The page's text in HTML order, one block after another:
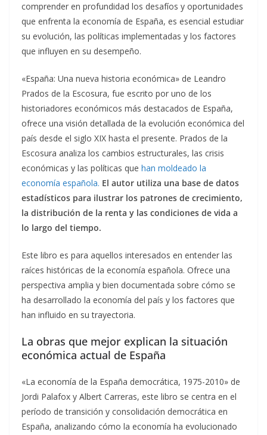
comprender en profundidad los desafíos y oportunidades
que enfrenta la economía de España, es esencial estudiar
su evolución, las políticas implementadas y los factores
que influyen en su desempeño.
«España: Una nueva historia económica» de Leandro
Prados de la Escosura, fue escrito por uno de los
historiadores económicos más destacados de España,
ofrece una visión detallada de la evolución económica del
país desde el siglo XIX hasta el presente. Prados de la
Escosura analiza los cambios estructurales, las crisis
económicas y las políticas que han moldeado la
economía española. El autor utiliza una base de datos
estadísticos para ilustrar los patrones de crecimiento,
la distribución de la renta y las condiciones de vida a
lo largo del tiempo.
Este libro es para aquellos interesados en entender las
raíces históricas de la economía española. Ofrece una
perspectiva amplia y bien documentada sobre cómo se
ha desarrollado la economía del país y los factores que
han influido en su trayectoria.
La obras que mejor explican la situación
económica actual de España
«La economía de la España democrática, 1975-2010» de
Jordi Palafox y Albert Carreras, este libro se centra en el
período de transición y consolidación democrática en
España, analizando cómo la economía ha evolucionado